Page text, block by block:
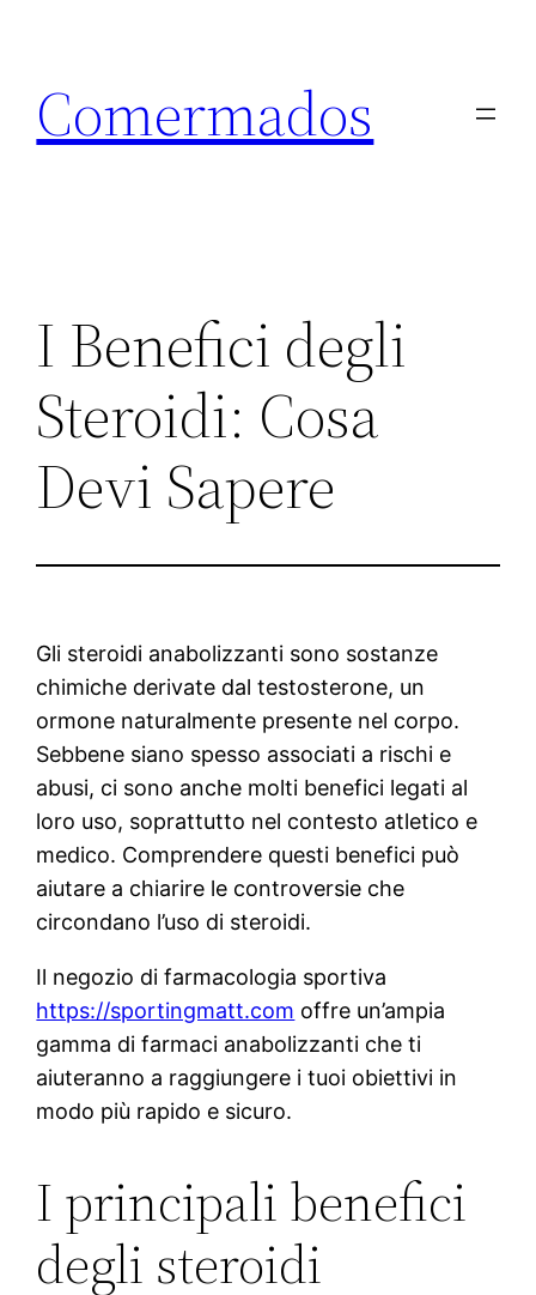
content
Comermados
I Benefici degli
Steroidi: Cosa
Devi Sapere
Gli steroidi anabolizzanti sono sostanze
chimiche derivate dal testosterone, un
ormone naturalmente presente nel corpo.
Sebbene siano spesso associati a rischi e
abusi, ci sono anche molti benefici legati al
loro uso, soprattutto nel contesto atletico e
medico. Comprendere questi benefici può
aiutare a chiarire le controversie che
circondano l’uso di steroidi.
Il negozio di farmacologia sportiva
https://sportingmatt.com offre un’ampia
gamma di farmaci anabolizzanti che ti
aiuteranno a raggiungere i tuoi obiettivi in
modo più rapido e sicuro.
I principali benefici
degli steroidi